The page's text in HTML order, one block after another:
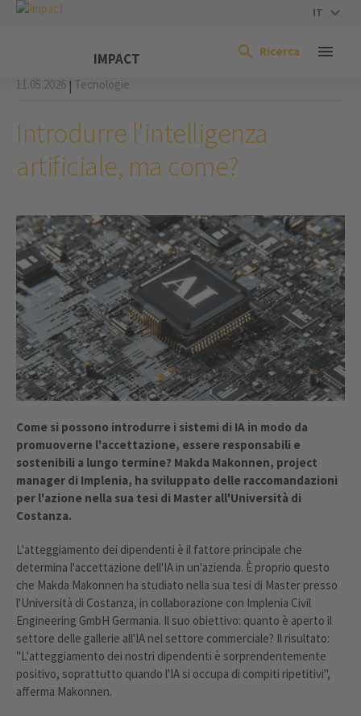
IT
IMPACT Ricerca
11.05.2026 | Tecnologie
Introdurre l'intelligenza
artificiale, ma come?
Come si possono introdurre i sistemi di IA in modo da
promuoverne l'accettazione, essere responsabili e
sostenibili a lungo termine? Makda Makonnen, project
manager di Implenia, ha sviluppato delle raccomandazioni
per l'azione nella sua tesi di Master all'Università di
Costanza.
L'atteggiamento dei dipendenti è il fattore principale che
determina l'accettazione dell'IA in un'azienda. È proprio questo
che Makda Makonnen ha studiato nella sua tesi di Master presso
l'Università di Costanza, in collaborazione con Implenia Civil
Engineering GmbH Germania. Il suo obiettivo: quanto è aperto il
settore delle gallerie all'IA nel settore commerciale? Il risultato:
"L'atteggiamento dei nostri dipendenti è sorprendentemente
positivo, soprattutto quando l'IA si occupa di compiti ripetitivi",
afferma Makonnen.